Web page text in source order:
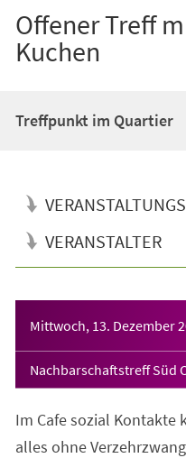
Offener Treff
Kuchen
Treffpunkt im Quartier
VERANSTALTER
Mittwoch, 13. Dezember
Nachbarschaftstreff Süd
Im Cafe sozial Kontakte
alles ohne